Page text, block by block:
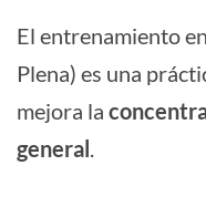
El entrenamiento
Plena) es una
mejora la
general